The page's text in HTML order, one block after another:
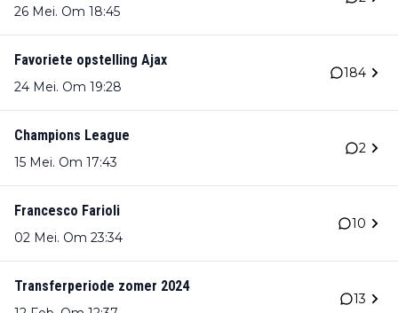
26 Mei. Om 18:45
Favoriete opstelling Ajax
24 Mei. Om 19:28
184
Champions League
15 Mei. Om 17:43
2
Francesco Farioli
02 Mei. Om 23:34
10
Transferperiode zomer 2024
13